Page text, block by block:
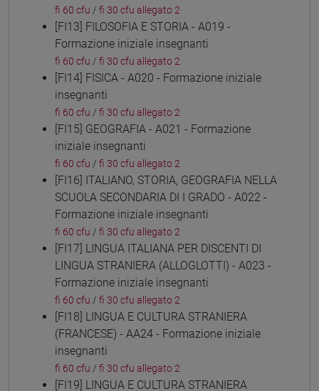
fi 60 cfu / fi 30 cfu allegato 2
[FI13] FILOSOFIA E STORIA - A019 -
Formazione iniziale insegnanti
fi 60 cfu / fi 30 cfu allegato 2
[FI14] FISICA - A020 - Formazione iniziale
insegnanti
fi 60 cfu / fi 30 cfu allegato 2
[FI15] GEOGRAFIA - A021 - Formazione
iniziale insegnanti
fi 60 cfu / fi 30 cfu allegato 2
[FI16] ITALIANO, STORIA, GEOGRAFIA NELLA
SCUOLA SECONDARIA DI I GRADO - A022 -
Formazione iniziale insegnanti
fi 60 cfu / fi 30 cfu allegato 2
[FI17] LINGUA ITALIANA PER DISCENTI DI
LINGUA STRANIERA (ALLOGLOTTI) - A023 -
Formazione iniziale insegnanti
fi 60 cfu / fi 30 cfu allegato 2
[FI18] LINGUA E CULTURA STRANIERA
(FRANCESE) - AA24 - Formazione iniziale
insegnanti
fi 60 cfu / fi 30 cfu allegato 2
[FI19] LINGUA E CULTURA STRANIERA